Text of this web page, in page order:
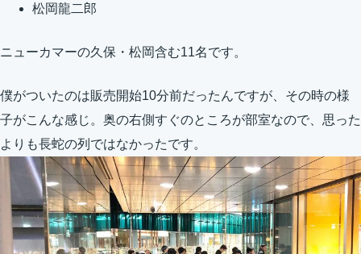
松岡龍二郎
ニューカマーの久保・松岡含む11名です。
僕がついたのは販売開始10分前だったんですが、その時の様
子がこんな感じ。奥の右側すぐのところが部室なので、思った
よりも長蛇の列ではなかったです。